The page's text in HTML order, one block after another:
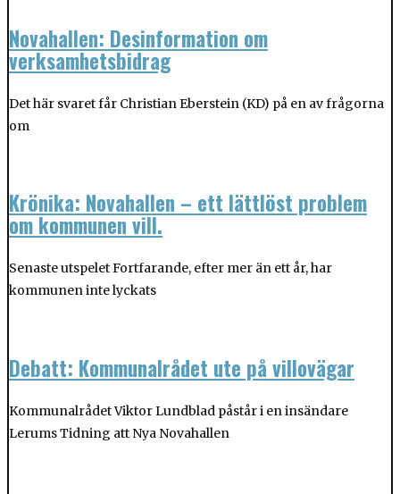
Novahallen: Desinformation om
verksamhetsbidrag
Det här svaret får Christian Eberstein (KD) på en av frågorna
om
Krönika: Novahallen – ett lättlöst problem
om kommunen vill.
Senaste utspelet Fortfarande, efter mer än ett år, har
kommunen inte lyckats
Debatt: Kommunalrådet ute på villovägar
Kommunalrådet Viktor Lundblad påstår i en insändare
Lerums Tidning att Nya Novahallen